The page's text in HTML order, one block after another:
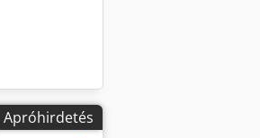
Apróhirdetés